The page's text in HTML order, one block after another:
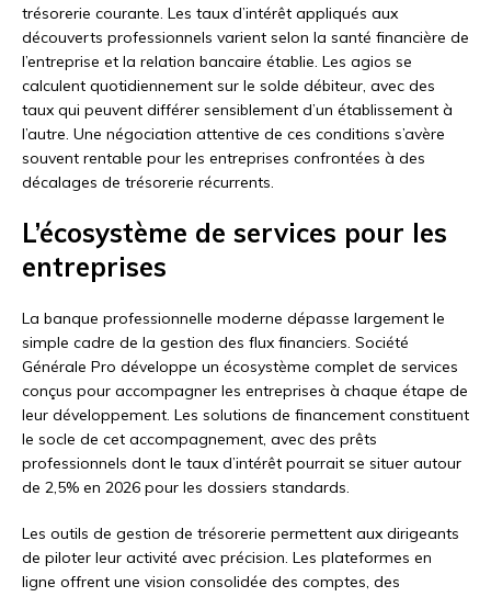
trésorerie courante. Les taux d’intérêt appliqués aux
découverts professionnels varient selon la santé financière de
l’entreprise et la relation bancaire établie. Les agios se
calculent quotidiennement sur le solde débiteur, avec des
taux qui peuvent différer sensiblement d’un établissement à
l’autre. Une négociation attentive de ces conditions s’avère
souvent rentable pour les entreprises confrontées à des
décalages de trésorerie récurrents.
L’écosystème de services pour les
entreprises
La banque professionnelle moderne dépasse largement le
simple cadre de la gestion des flux financiers. Société
Générale Pro développe un écosystème complet de services
conçus pour accompagner les entreprises à chaque étape de
leur développement. Les solutions de financement constituent
le socle de cet accompagnement, avec des prêts
professionnels dont le taux d’intérêt pourrait se situer autour
de 2,5% en 2026 pour les dossiers standards.
Les outils de gestion de trésorerie permettent aux dirigeants
de piloter leur activité avec précision. Les plateformes en
ligne offrent une vision consolidée des comptes, des